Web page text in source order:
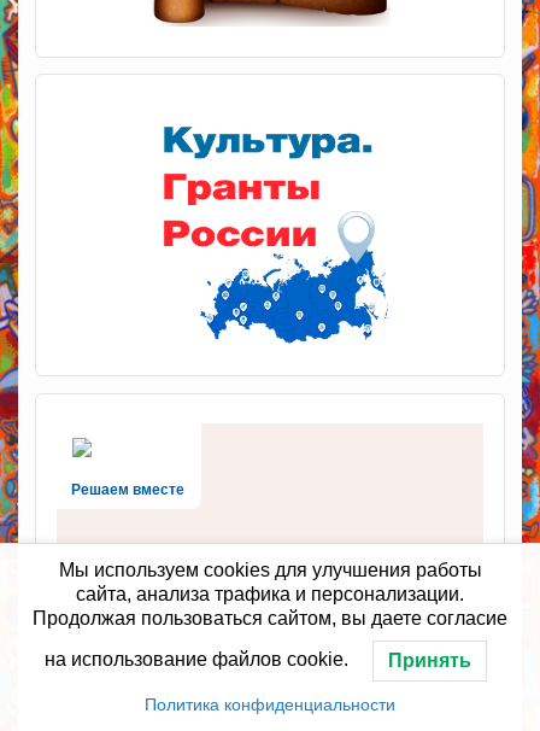
Решаем вместе
Мы используем cookies для улучшения работы
сайта, анализа трафика и персонализации.
Продолжая пользоваться сайтом, вы даете согласие
на использование файлов cookie. Принять
Политика конфиденциальности